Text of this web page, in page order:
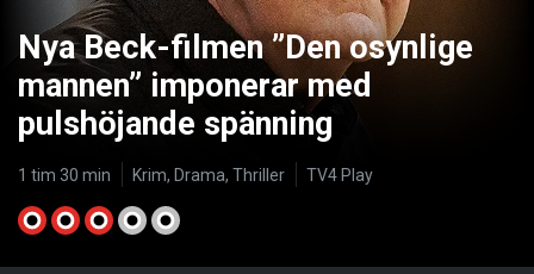
Nya Beck-filmen ”Den osynlige
mannen” imponerar med
pulshöjande spänning
1 tim 30 min Krim, Drama, Thriller TV4 Play